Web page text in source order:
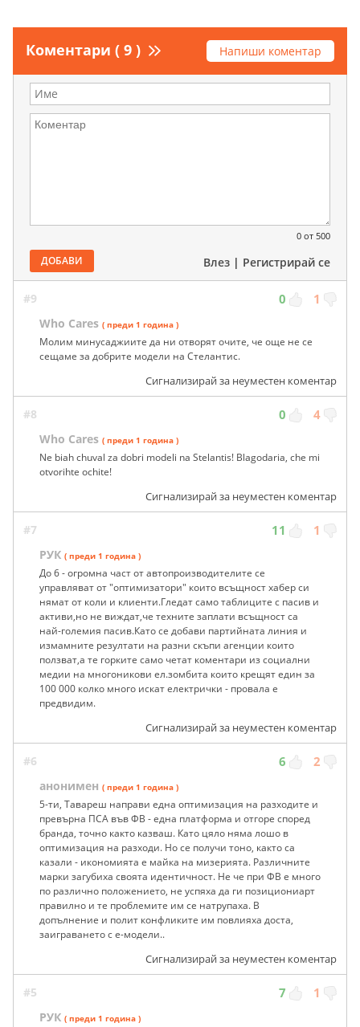
Коментари ( 9 ) Напиши коментар
0 от 500
ДОБАВИ Влез | Регистрирай се
#9 0 1
Who Cares ( преди 1 година )
Молим минусаджиите да ни отворят очите, че още не се
сещаме за добрите модели на Стелантис.
Сигнализирай за неуместен коментар
#8 0 4
Who Cares ( преди 1 година )
Ne biah chuval za dobri modeli na Stelantis! Blagodaria, che mi
otvorihte ochite!
Сигнализирай за неуместен коментар
#7 11 1
РУК ( преди 1 година )
До 6 - огромна част от автопроизводителите се
управляват от "оптимизатори" които всъщност хабер си
нямат от коли и клиенти.Гледат само таблиците с пасив и
активи,но не виждат,че техните заплати всъщност са
най-големия пасив.Като се добави партийната линия и
измамните резултати на разни скъпи агенции които
ползват,а те горките само четат коментари из социални
медии на многоникови ел.зомбита които крещят един за
100 000 колко много искат електрички - провала е
предвидим.
Сигнализирай за неуместен коментар
#6 6 2
анонимен ( преди 1 година )
5-ти, Тавареш направи една оптимизация на разходите и
превърна ПСА във ФВ - една платформа и отгоре според
бранда, точно както казваш. Като цяло няма лошо в
оптимизация на разходи. Но се получи тоно, както са
казали - икономията е майка на мизерията. Различните
марки загубиха своята идентичност. Не че при ФВ е много
по различно положението, не успяха да ги позициониарт
правилно и те проблемите им се натрупаха. В
допълнение и полит конфликите им повлияха доста,
заиграването с е-модели..
Сигнализирай за неуместен коментар
#5 7 1
РУК ( преди 1 година )